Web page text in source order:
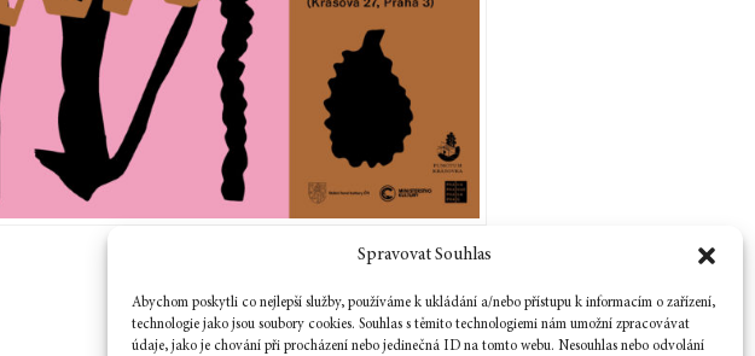
Spravovat Souhlas
Abychom poskytli co nejlepší služby, používáme k ukládání a/nebo přístupu k informacím o zařízení,
technologie jako jsou soubory cookies. Souhlas s těmito technologiemi nám umožní zpracovávat
údaje, jako je chování při procházení nebo jedinečná ID na tomto webu. Nesouhlas nebo odvolání